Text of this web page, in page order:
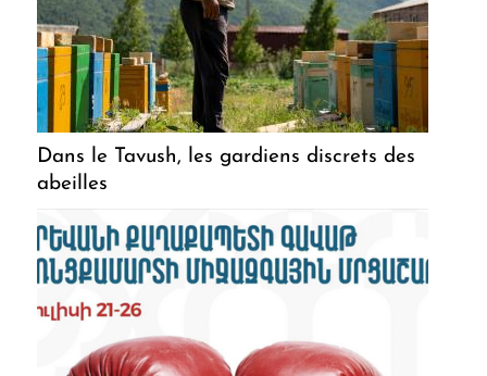
Dans le Tavush, les gardiens discrets des
abeilles